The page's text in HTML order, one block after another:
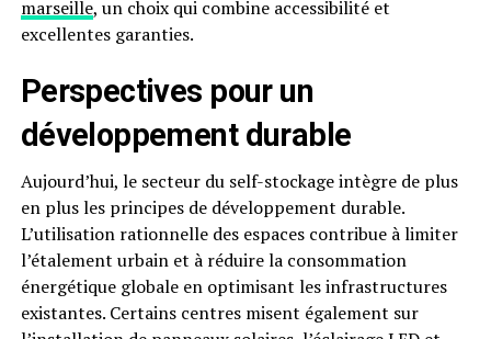
marseille, un choix qui combine accessibilité et
excellentes garanties.
Perspectives pour un
développement durable
Aujourd’hui, le secteur du self-stockage intègre de plus
en plus les principes de développement durable.
L’utilisation rationnelle des espaces contribue à limiter
l’étalement urbain et à réduire la consommation
énergétique globale en optimisant les infrastructures
existantes. Certains centres misent également sur